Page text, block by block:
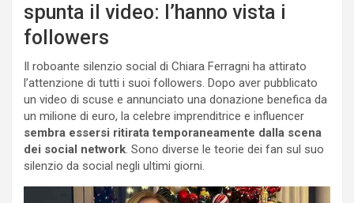
spunta il video: l’hanno vista i
followers
Il roboante silenzio social di Chiara Ferragni ha attirato
l’attenzione di tutti i suoi followers. Dopo aver pubblicato
un video di scuse e annunciato una donazione benefica da
un milione di euro, la celebre imprenditrice e influencer
sembra essersi ritirata temporaneamente dalla scena
dei social network. Sono diverse le teorie dei fan sul suo
silenzio da social negli ultimi giorni.